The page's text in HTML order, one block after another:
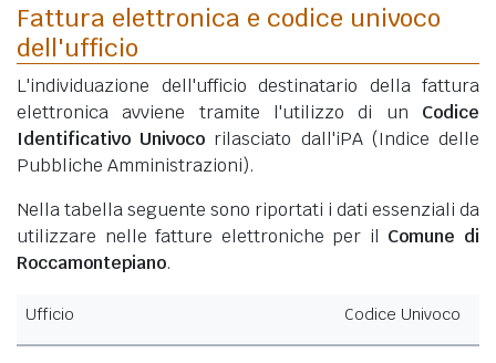
Fattura elettronica e codice univoco
dell'ufficio
L'individuazione dell'ufficio destinatario della fattura
elettronica avviene tramite l'utilizzo di un Codice
Identificativo Univoco rilasciato dall'iPA (Indice delle
Pubbliche Amministrazioni).
Nella tabella seguente sono riportati i dati essenziali da
utilizzare nelle fatture elettroniche per il Comune di
Roccamontepiano.
Ufficio Codice Univoco